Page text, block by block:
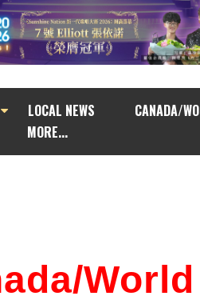
LOCAL NEWS
CANADA/
MORE...